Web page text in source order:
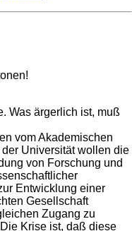
Was ärgerlich ist, muß
vom Akademischen
Universität wollen die
von Forschung und
Entwicklung einer
Gesellschaft
Zugang zu
Krise ist, daß diese